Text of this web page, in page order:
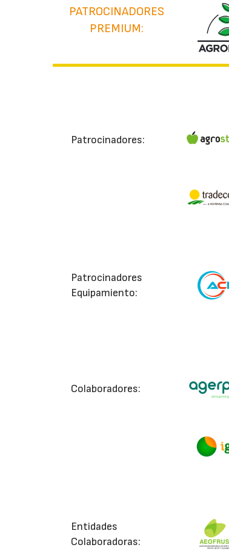
PATROCINADORES
PREMIUM:
Patrocinadores:
Patrocinadores
Equipamiento:
Colaboradores:
Entidades
Colaboradoras: